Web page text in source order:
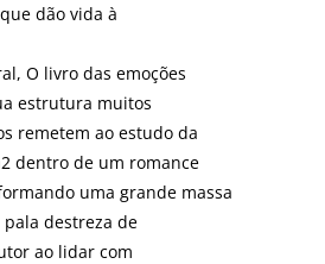
dão vida à
O livro das emoções
estrutura muitos
remetem ao estudo da
dentro de um romance
uma grande massa
destreza de
ao lidar com